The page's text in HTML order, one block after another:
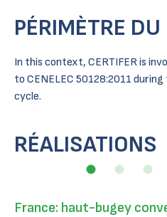
PÉRIMÈTRE DU
In this context, CERTIFER is
to CENELEC 50128:2011
cycle.
RÉALISATIONS
France: haut-bugey